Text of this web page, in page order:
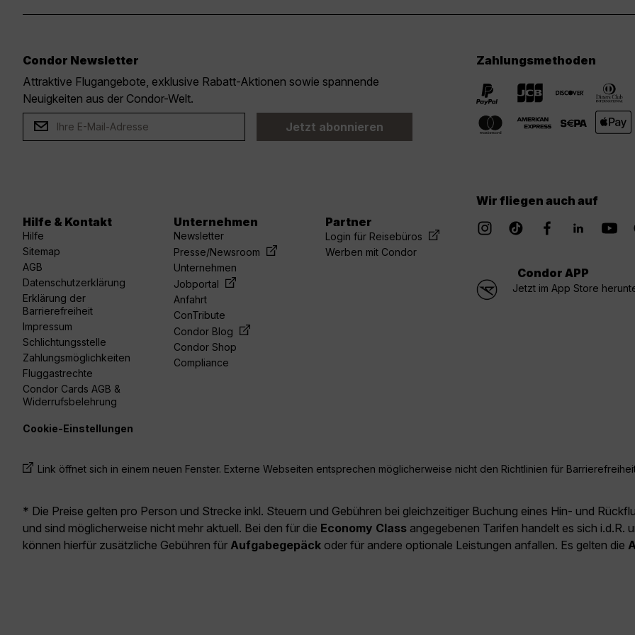
Condor Newsletter
Attraktive Flugangebote, exklusive Rabatt-Aktionen sowie spannende
Neuigkeiten aus der Condor-Welt.
Jetzt abonnieren
Zahlungsmethoden
Hilfe & Kontakt
Hilfe
Sitemap
AGB
Datenschutzerklärung
Erklärung der
Barrierefreiheit
Impressum
Schlichtungsstelle
Zahlungsmöglichkeiten
Fluggastrechte
Condor Cards AGB &
Widerrufsbelehrung
Unternehmen
Newsletter
Presse/Newsroom
Unternehmen
Jobportal
Anfahrt
ConTribute
Condor Blog
Condor Shop
Compliance
Partner
Login für Reisebüros
Werben mit Condor
Wir fliegen auch auf
Condor APP
Jetzt im App Store
Cookie-Einstellungen
Link öffnet sich in einem neuen Fenster. Externe Webseiten entsprechen möglicherweise nicht den Richtlinien für
* Die Preise gelten pro Person und Strecke inkl. Steuern und Gebühren bei gleichzeitiger Buchung eines Hin- und
und sind möglicherweise nicht mehr aktuell. Bei den für die Economy Class angegebenen Tarifen handelt es sich i.d.R.
können hierfür zusätzliche Gebühren für Aufgabegepäck oder für andere optionale Leistungen anfallen. Es gelten die